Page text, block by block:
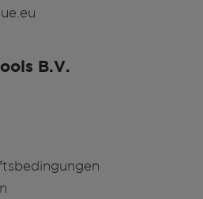
B.V.